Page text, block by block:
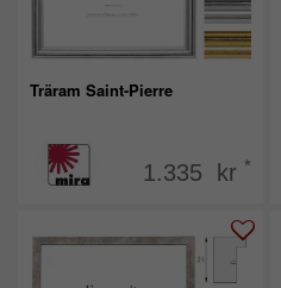
Träram Saint-Pierre
1.335 kr *